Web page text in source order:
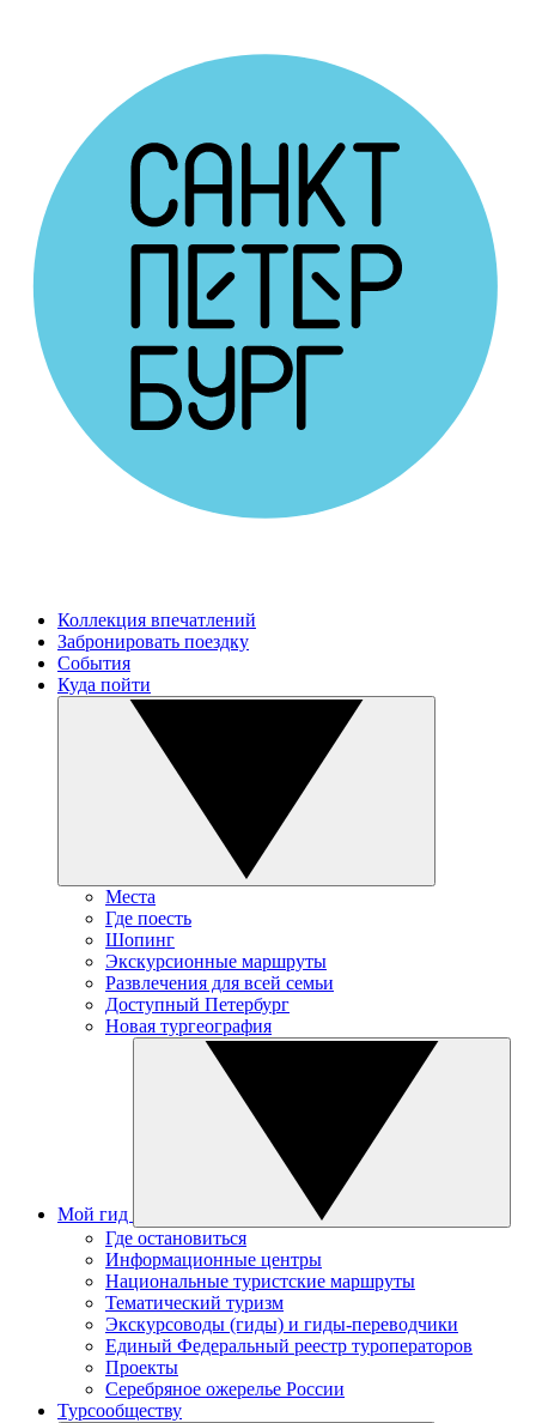
Коллекция впечатлений
Забронировать поездку
События
Куда пойти
Места
Где поесть
Шопинг
Экскурсионные маршруты
Развлечения для всей семьи
Доступный Петербург
Новая тургеография
Мой гид
Где остановиться
Информационные центры
Национальные туристские маршруты
Тематический туризм
Экскурсоводы (гиды) и гиды-переводчики
Единый Федеральный реестр туроператоров
Проекты
Серебряное ожерелье России
Турсообществу